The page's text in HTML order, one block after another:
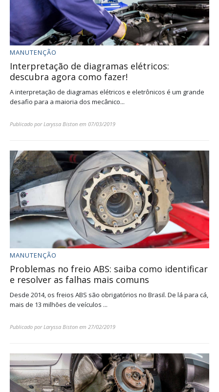
MANUTENÇÃO
Interpretação de diagramas elétricos:
descubra agora como fazer!
A interpretação de diagramas elétricos e eletrônicos é um grande
desafio para a maioria dos mecânico...
Publicado porLaryssa Biston em 07/03/2019
MANUTENÇÃO
Problemas no freio ABS: saiba como identificar
e resolver as falhas mais comuns
Desde 2014, os freios ABS são obrigatórios no Brasil. De lá para cá,
mais de 13 milhões de veículos ...
Publicado porLaryssa Biston em 27/02/2019